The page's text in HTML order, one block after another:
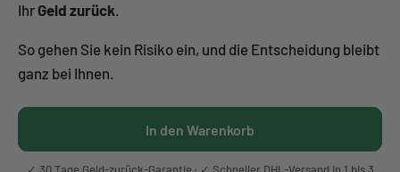
Ihr Geld zurück.
So gehen Sie kein Risiko ein, und die Entscheidung bleibt
ganz bei Ihnen.
In den Warenkorb